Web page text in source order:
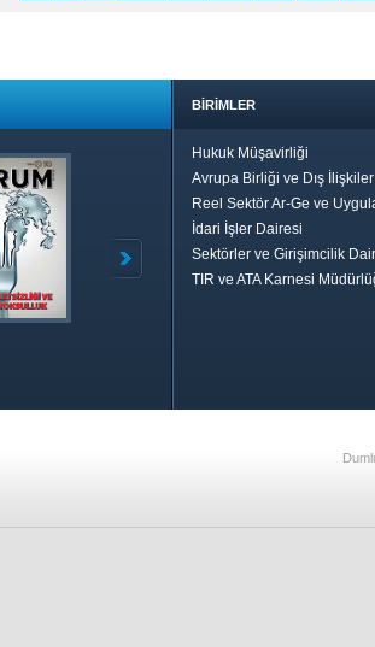
BİRİMLER
Hukuk Müşavirliği
Avrupa Birliği ve Dış
Reel Sektör Ar-Ge ve
İdari İşler Dairesi
Sektörler ve Girişimcilik
TIR ve ATA Karnesi